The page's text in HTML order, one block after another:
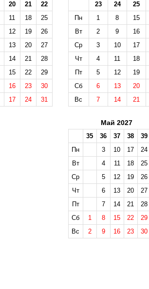
20 21
22
11 18
25
12 19
26
13 20
27
14 21
28
15 22
29
16 23
30
17 24 31
23 24
25
Пн
1 8
15
Вт
2 9
16
Ср
3 10
17
Чт
4 11
18
Пт
5 12
19
Сб
6 13
20
Вс
7 14 21
Май 2027
35 36 37 38
39
Пн
3 10 17
24
Вт
4 11 18
25
Ср
5 12 19
26
Чт
6 13 20
27
Пт
7 14 21
28
Сб
1 8 15 22
29
Вс
2 9 16 23 30